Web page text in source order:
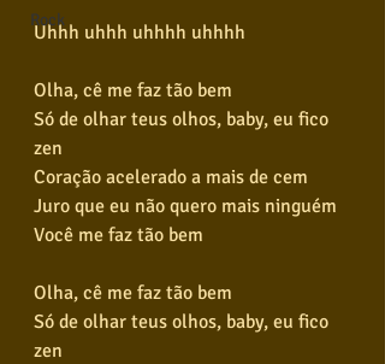
Rock
Uhhh uhhh uhhhh uhhhh
Olha, cê me faz tão bem
Só de olhar teus olhos, baby, eu fico
zen
Coração acelerado a mais de cem
Juro que eu não quero mais ninguém
Você me faz tão bem
Olha, cê me faz tão bem
Só de olhar teus olhos, baby, eu fico
zen